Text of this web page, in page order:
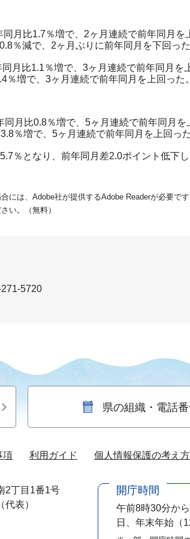
月比1.7％増で、2ヶ月連続で前年同月を
％減で、2ヶ月ぶりに前年同月を下回った
月比1.1％増で、3ヶ月連続で前年同月を
増で、3ヶ月連続で前年同月を上回った。
月比0.8％増で、5ヶ月連続で前年同月を
％増で、5ヶ月連続で前年同月を上回った
％となり、前年同月差2.0ポイント低下し
には、Adobe社が提供するAdobe Readerが必要です
い。（無料）
5720
県の組織・電話
項 利用ガイド 個人情報保護の考え方
2丁目1番1号
表）
開庁時間
午前8時30分か
日、年末年始（